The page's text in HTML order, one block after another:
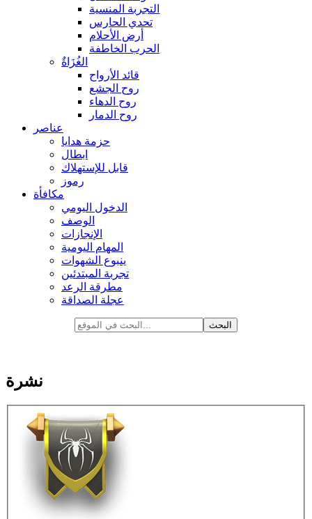
التجربة المنسية
تحدي الحارس
أرض الأحلام
الحرب الخاطفة
الغُزَاةٌ
قائد الأرواح
روح الجشع
روح الدهاء
روح الدمار
عناصر
حزمة هدايا
ابطال
قابل للإستهلاك
رموز
مكافأة
الدخول اليومي
الوصف
الإنجازات
المهام اليومية
ينبوع الشهوات
تجربة المبتدئين
مطرقة الرعد
عجلة الصداقة
نشرة